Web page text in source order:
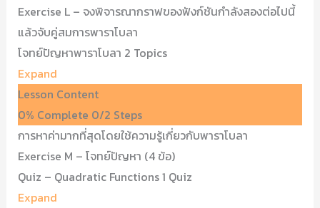
Exercise L – จงพิจารณากราฟของฟังก์ชันกำลังสองต่อไปนี้
แล้วจับคู่สมการพาราโบลา
โจทย์ปัญหาพาราโบลา 2 Topics
Expand
Lesson Content
0% Complete 0/2 Steps
การหาค่ามากที่สุดโดยใช้ความรู้เกี่ยวกับพาราโบลา
Exercise M – โจทย์ปัญหา (4 ข้อ)
Quiz – Quadratic Functions1 Quiz
Expand